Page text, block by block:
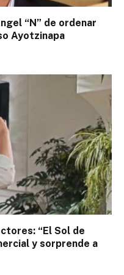
“N” de ordenar
Ayotzinapa
“El Sol de
y sorprende a